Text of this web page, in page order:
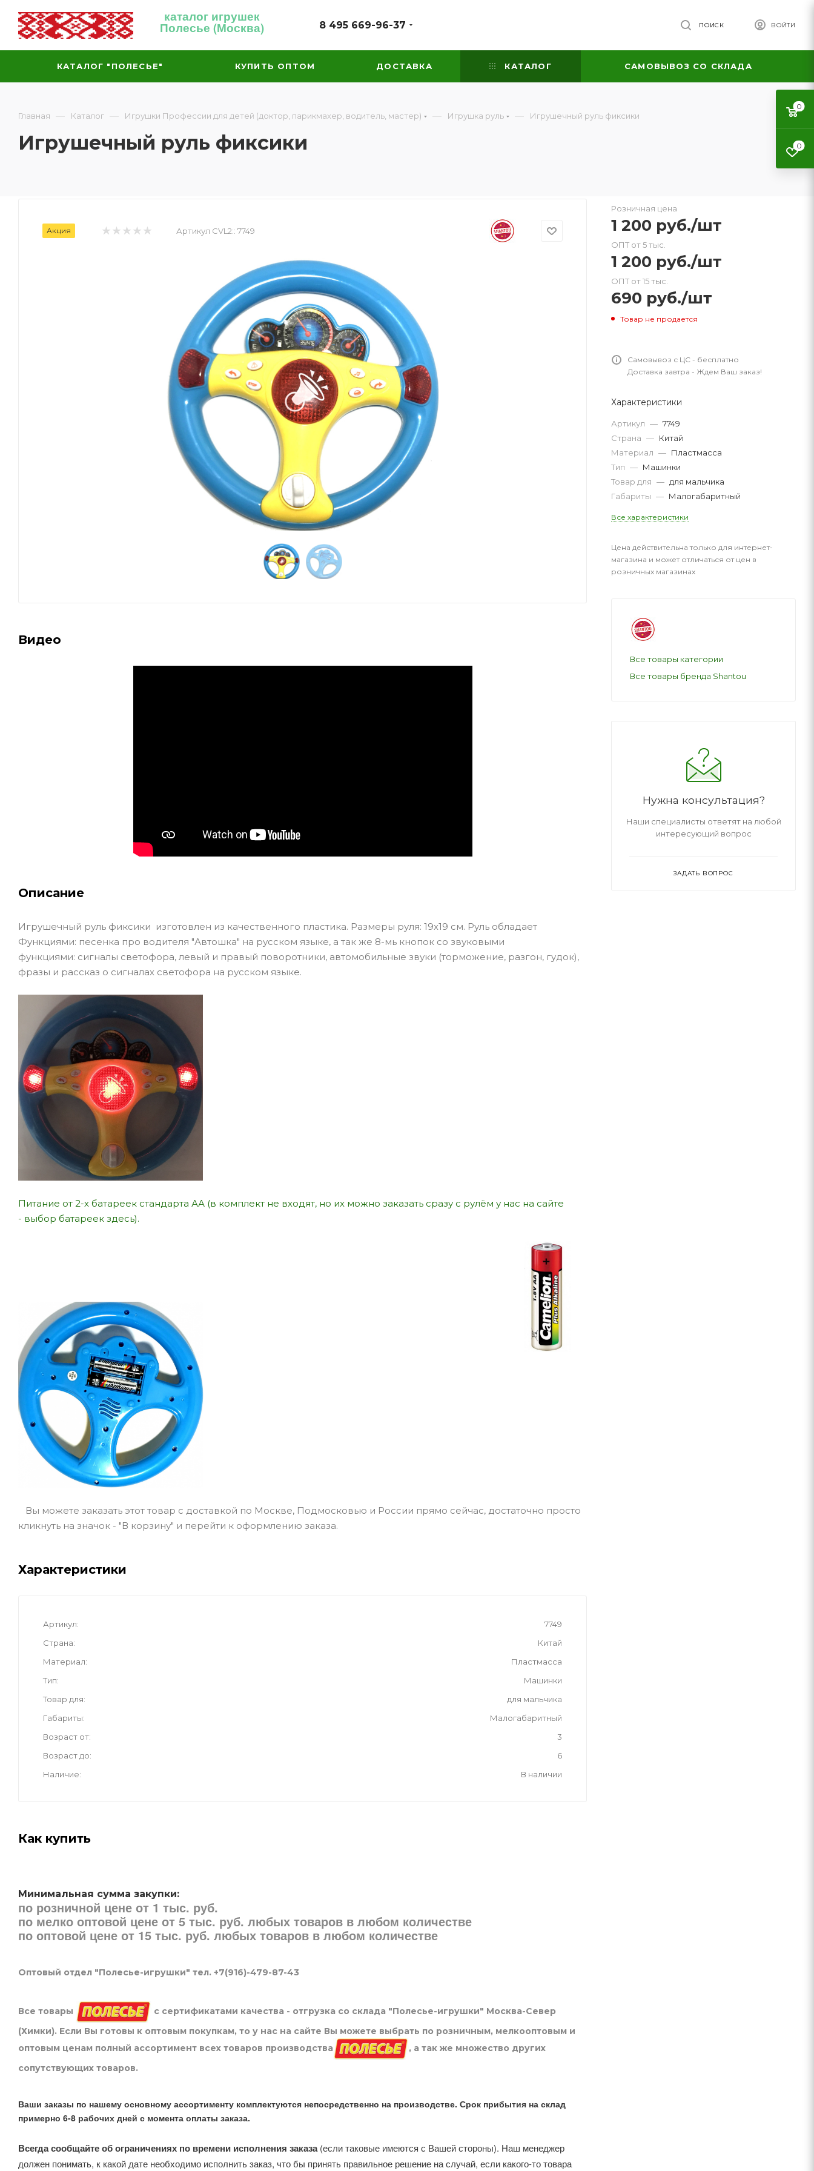
каталог игрушек
Полесье (Москва) 8 495 669-96-37 ВОЙТИ
ПОИСК
КАТАЛОГ "ПОЛЕСЬЕ" КУПИТЬ ОПТОМ ДОСТАВКА КАТАЛОГ САМОВЫВОЗ СО СКЛАДА
Главная — Каталог — Игрушки Профессии для детей (доктор, парикмахер, водитель, мастер) — Игрушка руль — Игрушечный руль фиксики
Игрушечный руль фиксики
Акция Артикул CVL2:: 7749
Видео
Описание
Игрушечный руль фиксики изготовлен из качественного пластика. Размеры руля: 19х19 см. Руль обладает
Функциями: песенка про водителя "Автошка" на русском языке, а так же 8-мь кнопок со звуковыми
функциями: сигналы светофора, левый и правый поворотники, автомобильные звуки (торможение, разгон, гудок),
фразы и рассказ о сигналах светофора на русском языке.
Питание от 2-х батареек стандарта АА (в комплект не входят, но их можно заказать сразу с рулём у нас на сайте
- выбор батареек здесь).
Вы можете заказать этот товар с доставкой по Москве, Подмосковью и России прямо сейчас, достаточно просто
кликнуть на значок - "В корзину" и перейти к оформлению заказа.
Характеристики
Артикул
7749
Страна
Китай
Материал
Пластмасса
Тип
Машинки
Товар для
для мальчика
Габариты
Малогабаритный
Возраст от
3
Возраст до
6
Наличие
В наличии
Как купить
Минимальная сумма закупки:
по розничной цене от 1 тыс. руб.
по мелко оптовой цене от 5 тыс. руб. любых товаров в любом количестве
по оптовой цене от 15 тыс. руб. любых товаров в любом количестве
Оптовый отдел "Полесье-игрушки" тел. +7(916)-479-87-43
Все товары
с сертификатами качества - отгрузка со склада "Полесье-игрушки" Москва-Север
(Химки). Если Вы готовы к оптовым покупкам, то у нас на сайте Вы можете выбрать по розничным, мелкооптовым и
оптовым ценам полный ассортимент всех товаров производства
, а так же множество других
сопутствующих товаров.
Ваши заказы по нашему основному ассортименту комплектуются непосредственно на производстве. Срок прибытия на склад
примерно 6-8 рабочих дней с момента оплаты заказа.
Всегда сообщайте об ограничениях по времени исполнения заказа(если таковые имеются с Вашей стороны). Наш менеджер
должен понимать, к какой дате необходимо исполнить заказ, что бы принять правильное решение на случай, если какого-то товара
Розничная цена
1 200 руб./шт
ОПТ от 5 тыс.
1 200 руб./шт
ОПТ от 15 тыс.
690 руб./шт
Товар не продается
Самовывоз с ЦС - бесплатно
Доставка завтра - Ждем Ваш заказ!
Характеристики
Артикул — 7749
Страна — Китай
Материал — Пластмасса
Тип — Машинки
Товар для — для мальчика
Габариты — Малогабаритный
Все характеристики
Цена действительна только для интернет-
магазина и может отличаться от цен в
розничных магазинах
Все товары категории
Все товары бренда Shantou
Нужна консультация?
Наши специалисты ответят на любой
интересующий вопрос
ЗАДАТЬ ВОПРОС
0
0